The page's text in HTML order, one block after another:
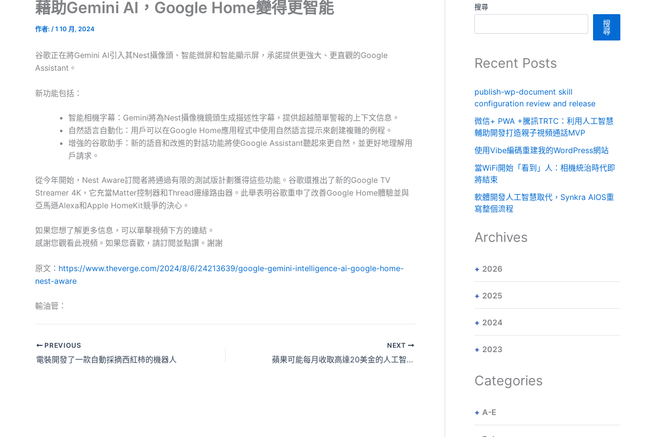
藉助Gemini AI，Google Home變得更智能
作者: /1 10 月, 2024
谷歌正在將Gemini AI引入其Nest攝像頭、智能微屏和智能顯示屏，承諾提供更強大、更直觀的Google
Assistant。
新功能包括：
智能相機字幕：Gemini將為Nest攝像機鏡頭生成描述性字幕，提供超越簡單警報的上下文信息。
自然語言自動化：用戶可以在Google Home應用程式中使用自然語言提示來創建複雜的例程。
增強的谷歌助手：新的語音和改進的對話功能將使Google Assistant聽起來更自然，並更好地理解用
戶請求。
從今年開始，Nest Aware訂閱者將通過有限的測試版計劃獲得這些功能。谷歌還推出了新的Google TV
Streamer 4K，它充當Matter控制器和Thread邊緣路由器。此舉表明谷歌重申了改善Google Home體驗並與
亞馬遜Alexa和Apple HomeKit競爭的決心。
如果您想了解更多信息，可以單擊視頻下方的連結。
感謝您觀看此視頻。如果您喜歡，請訂閱並點讚。謝謝
原文： https://www.theverge.com/2024/8/6/24213639/google-gemini-intelligence-ai-google-home-
nest-aware
輸油管：
PREVIOUS
電裝開發了一款自動採摘西紅柿的機器人
NEXT
蘋果可能每月收取高達20美金的人工智慧功能費用
搜尋
搜
尋
Recent Posts
publish-wp-document skill
configuration review and release
微信+ PWA +騰訊TRTC：利用人工智慧
輔助開發打造親子視頻通話MVP
使用Vibe編碼重建我的WordPress網站
當WiFi開始「看到」人：相機統治時代即
將結束
軟體開發人工智慧取代，Synkra AIOS重
寫整個流程
Archives
2026
2025
2024
2023
Categories
A-E